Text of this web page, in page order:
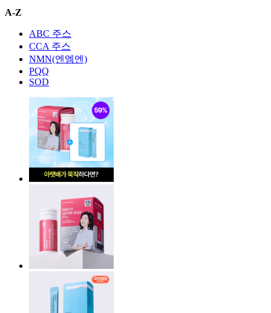
A-Z
ABC 주스
CCA 주스
NMN(엔엠엔)
PQQ
SOD